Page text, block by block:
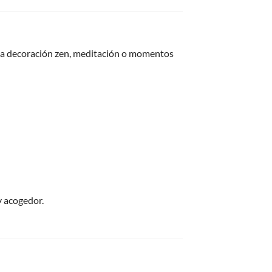
decoración zen, meditación o momentos
acogedor.